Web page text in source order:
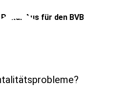
Aus für den BVB